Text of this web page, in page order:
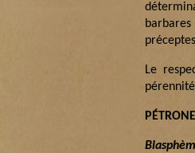
Le
PÉTRONE